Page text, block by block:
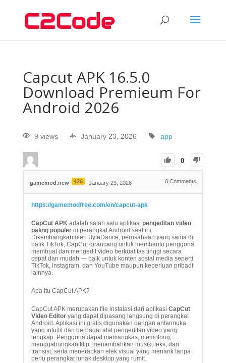
Capcut APK 16.5.0
Download Premieum For
Android 2026
9 views January 23, 2026 app
0
gamemod.new 426 January 23, 2026 0 Comments
https://gamemodfree.com/en/capcut-apk
CapCut APKadalah salah satu aplikasi pengeditan video
paling populerdi perangkat Android saat ini.
Dikembangkan oleh ByteDance, perusahaan yang sama di
balik TikTok, CapCut dirancang untuk membantu pengguna
membuat dan mengedit video berkualitas tinggi secara
cepat dan mudah — baik untuk konten sosial media seperti
TikTok, Instagram, dan YouTube maupun keperluan pribadi
lainnya.
Apa Itu CapCut APK?
CapCut APK merupakan file instalasi dari aplikasi CapCut
Video Editoryang dapat dipasang langsung di perangkat
Android. Aplikasi ini gratis digunakan dengan antarmuka
yang intuitif dan berbagai alat pengeditan video yang
lengkap. Pengguna dapat memangkas, memotong,
menggabungkan klip, menambahkan musik, teks, dan
transisi, serta menerapkan efek visual yang menarik tanpa
perlu perangkat lunak desktop yang rumit.